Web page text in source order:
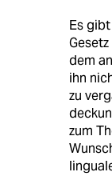
Es
dem
ihn
zu
zum